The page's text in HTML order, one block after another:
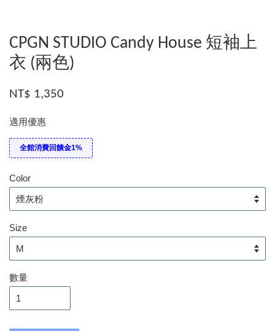
CPGN STUDIO Candy House 短袖上
衣 (兩色)
NT$ 1,350
適用優惠
全館消費回饋金1%
Color
Size
數量